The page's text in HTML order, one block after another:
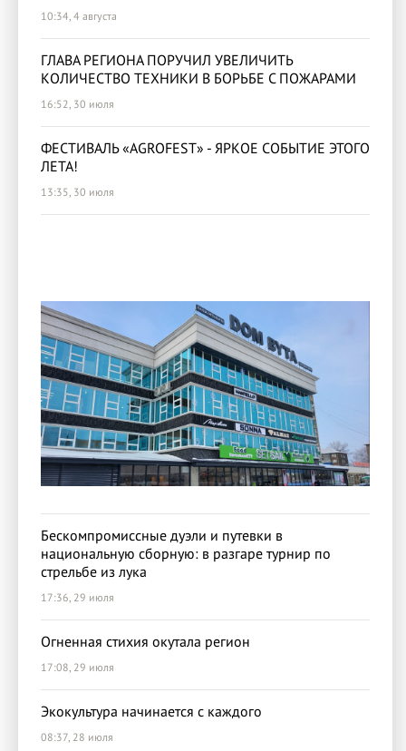
10:34, 4 августа
ГЛАВА РЕГИОНА ПОРУЧИЛ УВЕЛИЧИТЬ
КОЛИЧЕСТВО ТЕХНИКИ В БОРЬБЕ С ПОЖАРАМИ
16:52, 30 июля
ФЕСТИВАЛЬ «AGROFEST» - ЯРКОЕ СОБЫТИЕ ЭТОГО
ЛЕТА!
13:35, 30 июля
Бескомпромиссные дуэли и путевки в
национальную сборную: в разгаре турнир по
стрельбе из лука
17:36, 29 июля
Огненная стихия окутала регион
17:08, 29 июля
Экокультура начинается с каждого
08:37, 28 июля